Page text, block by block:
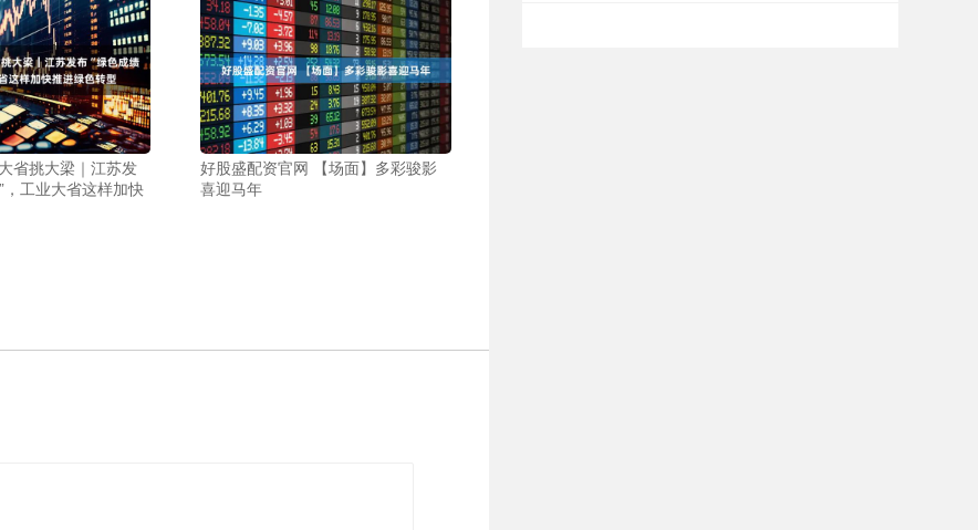
省挑大梁｜江苏发
，工业大省这样加快
好股盛配资官网 【场面】多彩骏影
喜迎马年